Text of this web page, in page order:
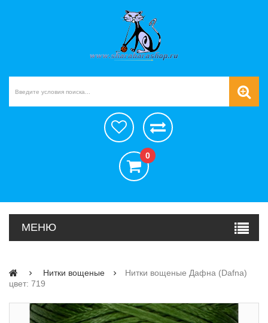
0
МЕНЮ
Нитки вощеные
Нитки вощеные Дафна (Dafna)
цвет: 719